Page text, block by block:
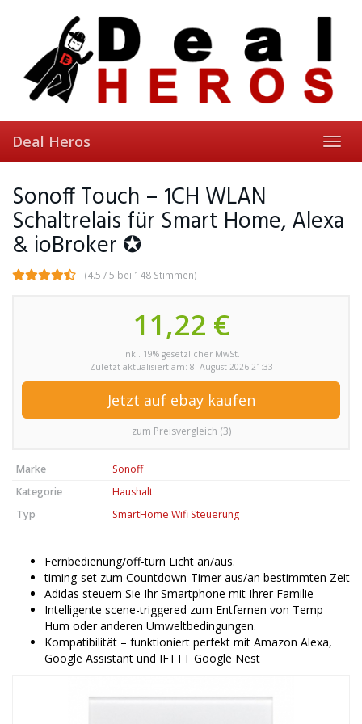
Deal Heros
Sonoff Touch – 1CH WLAN
Schaltrelais für Smart Home, Alexa
& ioBroker ✪
(4.5 / 5 bei 148 Stimmen)
11,22 €
inkl. 19% gesetzlicher MwSt.
Zuletzt aktualisiert am: 8. August 2026 21:33
Jetzt auf ebay kaufen
zum Preisvergleich (3)
Marke
Sonoff
Kategorie
Haushalt
Typ
SmartHome Wifi Steuerung
Fernbedienung/off-turn Licht an/aus.
timing-set zum Countdown-Timer aus/an bestimmten Zeit
Adidas steuern Sie Ihr Smartphone mit Ihrer Familie
Intelligente scene-triggered zum Entfernen von Temp
Hum oder anderen Umweltbedingungen.
Kompatibilität – funktioniert perfekt mit Amazon Alexa,
Google Assistant und IFTTT Google Nest